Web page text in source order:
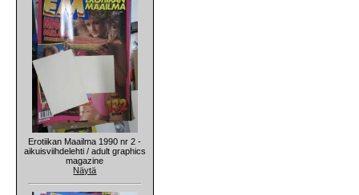
Erotiikan Maailma 1990 nr 2 -
aikuisviihdelehti / adult graphics
magazine
Näytä